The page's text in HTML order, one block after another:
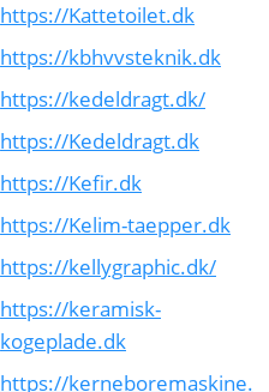
https://Kattetoilet.dk
https://kbhvvsteknik.dk
https://kedeldragt.dk/
https://Kedeldragt.dk
https://Kefir.dk
https://Kelim-taepper.dk
https://kellygraphic.dk/
https://keramisk-
kogeplade.dk
https://kerneboremaskine.